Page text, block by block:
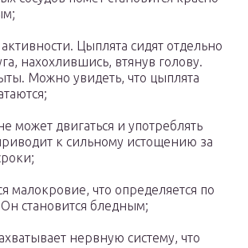
активности. Цыплята сидят отдельно
нахохлившись, втянув голову.
Можно увидеть, что цыплята
может двигаться и употреблять
к сильному истощению за
малокровие, что определяется по
становится бледным;
нервную систему, что